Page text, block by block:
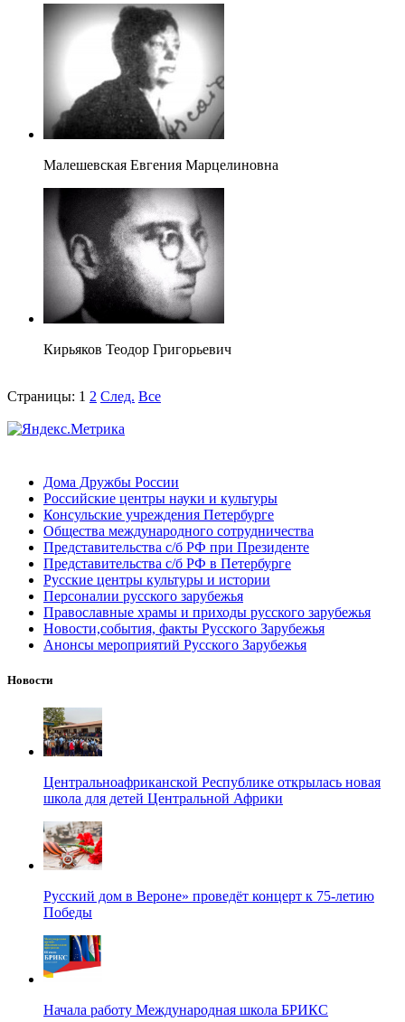
Малешевская Евгения Марцелиновна
Кирьяков Теодор Григорьевич
Страницы: 1 2 След. Все
Дома Дружбы России
Российские центры науки и культуры
Консульские учреждения Петербурге
Общества международного сотрудничества
Представительства с/б РФ при Президенте
Представительства с/б РФ в Петербурге
Русские центры культуры и истории
Персоналии русского зарубежья
Православные храмы и приходы русского зарубежья
Новости,события, факты Русского Зарубежья
Анонсы мероприятий Русского Зарубежья
Новости
Центральноафриканской Республике открылась новая
школа для детей Центральной Африки
Русский дом в Вероне» проведёт концерт к 75-летию
Победы
Начала работу Международная школа БРИКС